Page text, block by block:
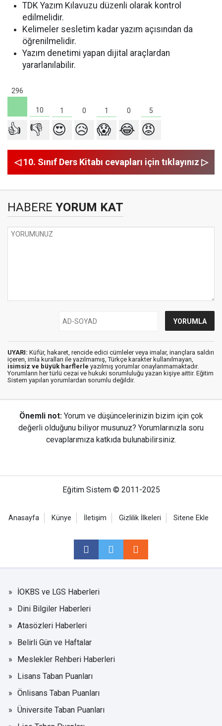
TDK Yazım Kılavuzu düzenli olarak kontrol
edilmelidir.
Kelimeler sesletim kadar yazım açısından da
öğrenilmelidir.
Yazım denetimi yapan dijital araçlardan
yararlanılabilir.
296
10 1 0 1 0 5
👍 👎 😍 😥 😱 😂 😡
◁ 10. Sınıf Ders Kitabı cevapları için tıklayınız ▷
HABERE YORUM KAT
UYARI: Küfür, hakaret, rencide edici cümleler veya imalar, inançlara saldırı
içeren, imla kuralları ile yazılmamış, Türkçe karakter kullanılmayan,
isimsiz ve büyük harflerle yazılmış yorumlar onaylanmamaktadır.
Yorumların her türlü cezai ve hukuki sorumluluğu yazan kişiye aittir. Eğitim
Sistem yapılan yorumlardan sorumlu değildir.
Önemli not: Yorum ve düşüncelerinizin bizim için çok
değerli olduğunu biliyor musunuz? Yorumlarınızla soru
cevaplarımıza katkıda bulunabilirsiniz.
Eğitim Sistem © 2011-2025
Anasayfa Künye İletişim Gizlilik İlkeleri Sitene Ekle
İOKBS ve LGS Haberleri
Dini Bilgiler Haberleri
Atasözleri Haberleri
Belirli Gün ve Haftalar
Meslekler Rehberi Haberleri
Lisans Taban Puanları
Önlisans Taban Puanları
Üniversite Taban Puanları